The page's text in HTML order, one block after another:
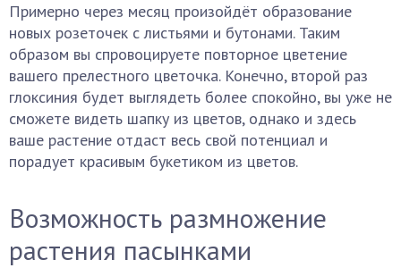
Примерно через месяц произойдёт образование
новых розеточек с листьями и бутонами. Таким
образом вы спровоцируете повторное цветение
вашего прелестного цветочка. Конечно, второй раз
глоксиния будет выглядеть более спокойно, вы уже не
сможете видеть шапку из цветов, однако и здесь
ваше растение отдаст весь свой потенциал и
порадует красивым букетиком из цветов.
Возможность размножение
растения пасынками